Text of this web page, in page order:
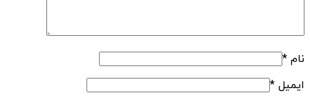
نام *
ایمیل *